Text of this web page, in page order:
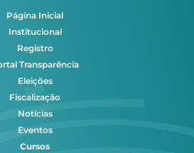
Página Inicial
Institucional
Registro
Transparência
Eleições
Fiscalização
Notícias
Eventos
Cursos